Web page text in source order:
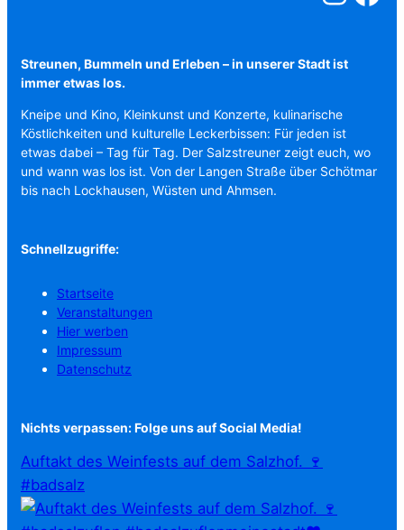
Streunen, Bummeln und Erleben – in unserer Stadt ist
immer etwas los.
Kneipe und Kino, Kleinkunst und Konzerte, kulinarische
Köstlichkeiten und kulturelle Leckerbissen: Für jeden ist
etwas dabei – Tag für Tag. Der Salzstreuner zeigt euch, wo
und wann was los ist. Von der Langen Straße über Schötmar
bis nach Lockhausen, Wüsten und Ahmsen.
Schnellzugriffe:
Startseite
Veranstaltungen
Hier werben
Impressum
Datenschutz
Nichts verpassen: Folge uns auf Social Media!
Auftakt des Weinfests auf dem Salzhof. 🍷
#badsalz